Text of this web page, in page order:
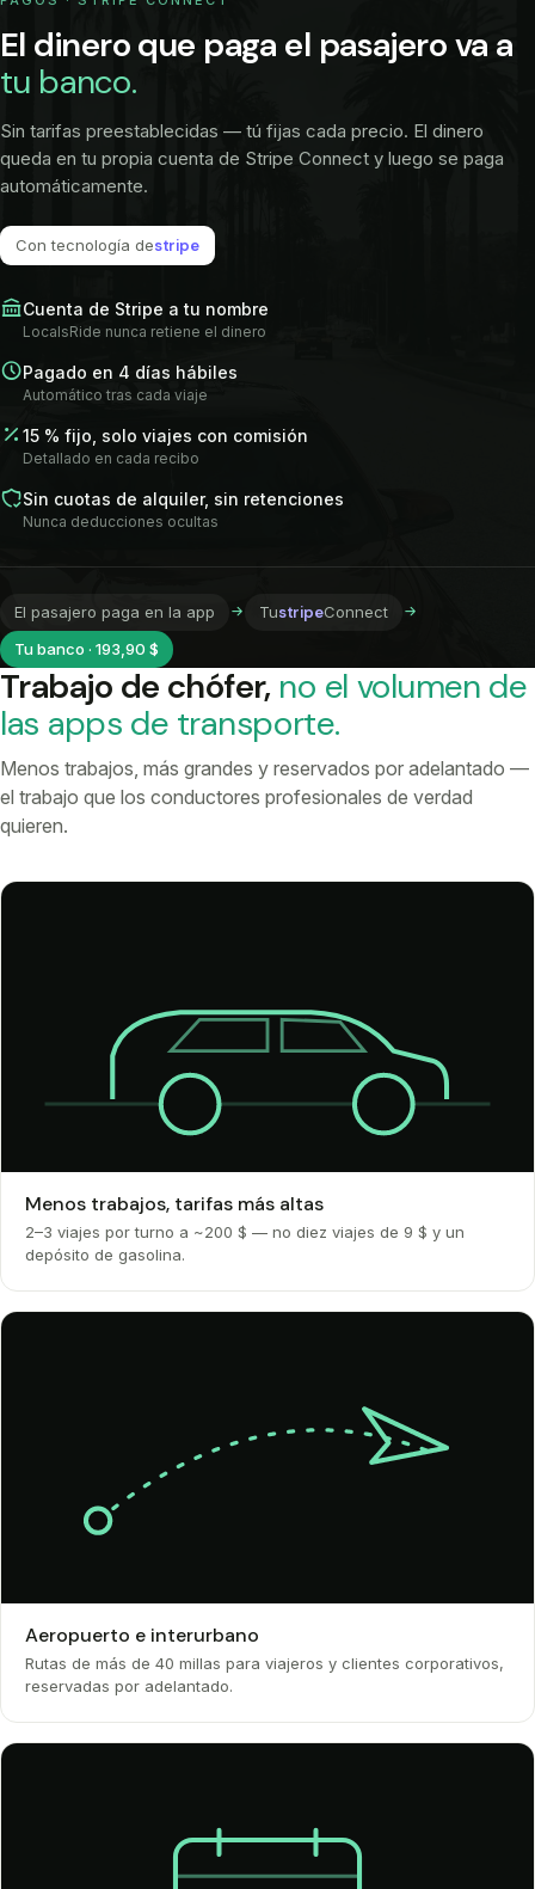
El dinero que paga el pasajero va a
tu banco.
Sin tarifas preestablecidas — tú fijas cada precio. El dinero
queda en tu propia cuenta de Stripe Connect y luego se paga
automáticamente.
Con tecnología destripe
Cuenta de Stripe a tu nombre
LocalsRide nunca retiene el dinero
Pagado en 4 días hábiles
Automático tras cada viaje
15 % fijo, solo viajes con comisión
Detallado en cada recibo
Sin cuotas de alquiler, sin retenciones
Nunca deducciones ocultas
El pasajero paga en la app TustripeConnect
Tu banco · 193,90 $
Trabajo de chófer, no el volumen de
las apps de transporte.
Menos trabajos, más grandes y reservados por adelantado —
el trabajo que los conductores profesionales de verdad
quieren.
Menos trabajos, tarifas más altas
2–3 viajes por turno a ~200 $ — no diez viajes de 9 $ y un
depósito de gasolina.
Aeropuerto e interurbano
Rutas de más de 40 millas para viajeros y clientes corporativos,
reservadas por adelantado.